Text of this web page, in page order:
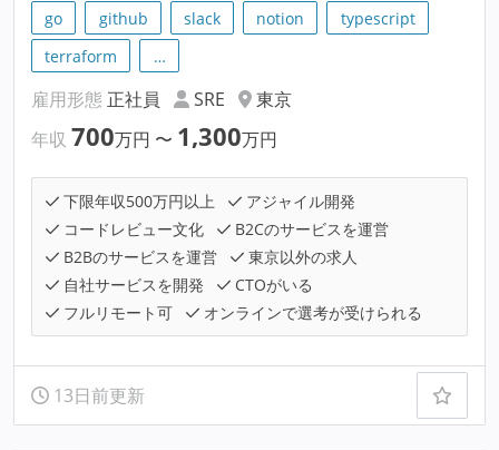
go github slack notion
typescript
terraform
…
雇用形態 正社員 SRE
東京
年収 700万円 〜 1,300万円
下限年収500万円以上
アジャイル開発
コードレビュー文化
B2Cのサービスを運営
B2Bのサービスを運営
東京以外の求人
自社サービスを開発
CTOがいる
フルリモート可
オンラインで選考が受けられる
13日前更新